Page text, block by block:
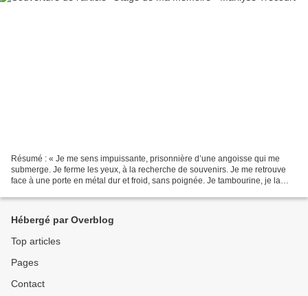
Résumé : « Je me sens impuissante, prisonnière d’une angoisse qui me
submerge. Je ferme les yeux, à la recherche de souvenirs. Je me retrouve
face à une porte en métal dur et froid, sans poignée. Je tambourine, je la
Hébergé par Overblog
Top articles
Pages
Contact